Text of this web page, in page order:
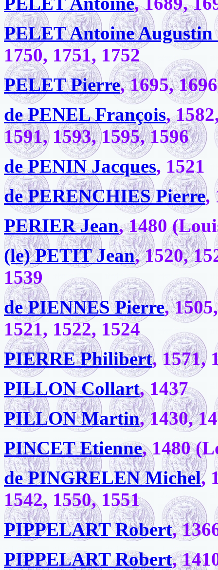
PELET Antoine Augustin
1750, 1751, 1752
PELET Pierre, 1695, 1696
de PENEL François,
1591, 1593, 1595, 1596
de PENIN Jacques, 1521
de PERENCHIES Pierre,
PERIER Jean, 1480
(le) PETIT Jean, 1520,
1539
de PIENNES Pierre,
1521, 1522, 1524
PIERRE Philibert, 1571,
PILLON Collart, 1437
PILLON Martin, 1430,
PINCET Etienne, 1480
de PINGRELEN Michel,
1542, 1550, 1551
PIPPELART Robert,
PIPPELART Robert,